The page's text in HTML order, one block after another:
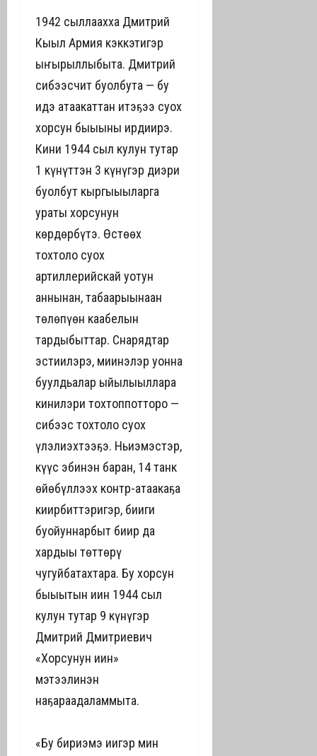
1942 сыллаахха Дмитрий
Кыһыл Армия кэккэтигэр
ыҥырыллыбыта. Дмитрий
сибээсчит буолбута — бу
идэ атаакаттан итэҕэһэ суох
хорсун быһыыны ирдиирэ.
Кини 1944 сыл кулун тутар
1 күнүттэн 3 күнүгэр диэри
буолбут кыргыһыыларга
ураты хорсунун
көрдөрбүтэ. Өстөөх
тохтоло суох
артиллерийскай уотун
аннынан, табаарыһынаан
төлөпүөн каабелын
тардыбыттар. Снарядтар
эстиилэрэ, миинэлэр уонна
буулдьалар ыйылыыллара
кинилэри тохтоппотторо —
сибээс тохтоло суох
үлэлиэхтээҕэ. Ньиэмэстэр,
күүс эбинэн баран, 14 танк
өйөбүллээх контр-атаакаҕа
киирбиттэригэр, биһиги
буойуннарбыт биир да
хардыы төттөрү
чугуйбатахтара. Бу хорсун
быһыытын иһин 1944 сыл
кулун тутар 9 күнүгэр
Дмитрий Дмитриевич
«Хорсунун иһин»
мэтээлинэн
наҕараадаламмыта.
«Бу бириэмэ иһигэр мин